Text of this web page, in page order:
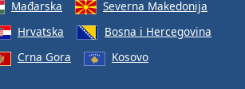
Mađarska
Severna Makedonija
Hrvatska
Bosna i Hercegovina
Crna Gora Kosovo